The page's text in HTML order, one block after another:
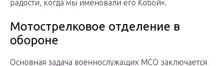
радости, когда мы именовали его Кобой».
Мотострелковое отделение в
обороне
Основная задача военнослужащих МСО заключается